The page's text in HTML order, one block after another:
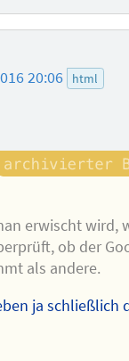
20:06
html
erwischt wird,
ob der
als andere.
ja schließlich